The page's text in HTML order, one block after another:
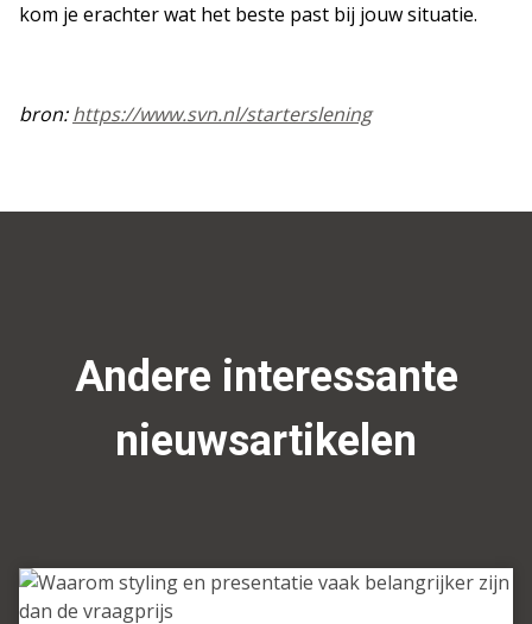
kom je erachter wat het beste past bij jouw situatie.
bron:https://www.svn.nl/starterslening
Andere interessante
nieuwsartikelen
Waarom
styling